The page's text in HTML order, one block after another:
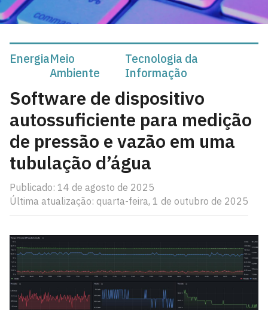
EnergiaMeio
Ambiente
Tecnologia da
Informação
Software de dispositivo
autossuficiente para medição
de pressão e vazão em uma
tubulação d’água
Publicado: 14 de agosto de 2025
Última atualização: quarta-feira, 1 de outubro de 2025